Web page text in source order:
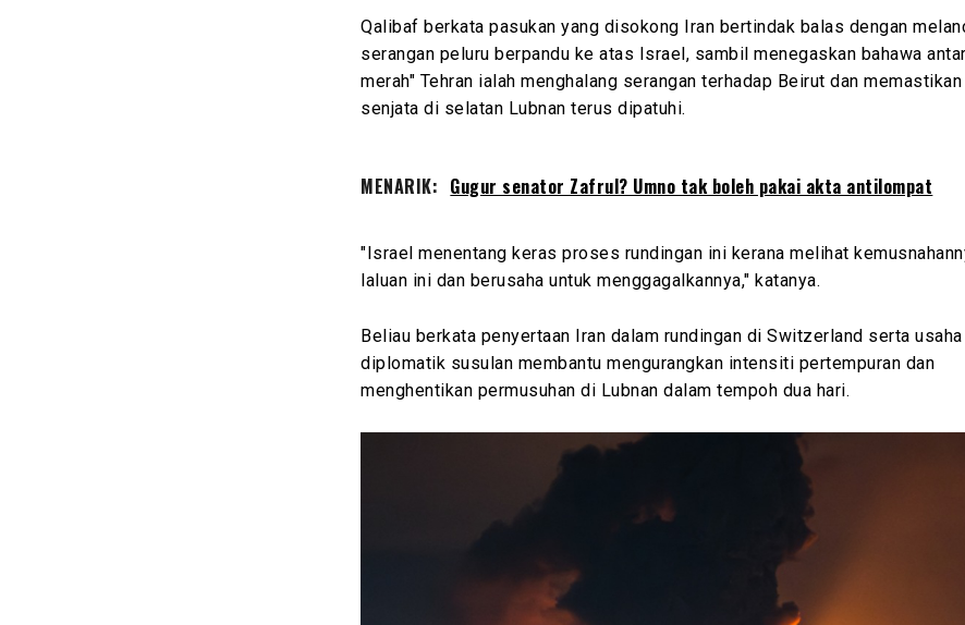
Qalibaf berkata pasukan yang disokong Iran bertindak balas dengan
serangan peluru berpandu ke atas Israel, sambil menegaskan bahawa
merah" Tehran ialah menghalang serangan terhadap Beirut dan
senjata di selatan Lubnan terus dipatuhi.
MENARIK: Gugur senator Zafrul? Umno tak boleh pakai akta antilompat
"Israel menentang keras proses rundingan ini kerana melihat
laluan ini dan berusaha untuk menggagalkannya," katanya.
Beliau berkata penyertaan Iran dalam rundingan di Switzerland serta usaha
diplomatik susulan membantu mengurangkan intensiti pertempuran dan
menghentikan permusuhan di Lubnan dalam tempoh dua hari.